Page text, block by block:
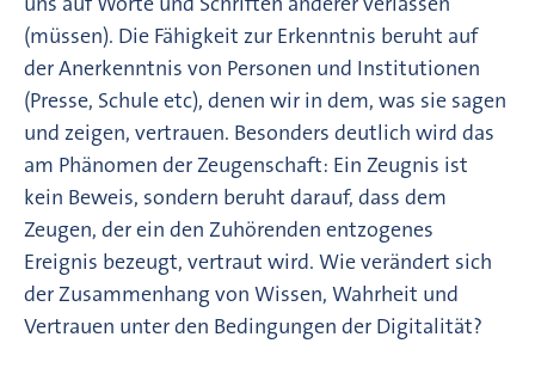
(müssen). Die Fähigkeit zur Erkenntnis beruht auf
der Anerkenntnis von Personen und Institutionen
(Presse, Schule etc), denen wir in dem, was sie sagen
und zeigen, vertrauen. Besonders deutlich wird das
am Phänomen der Zeugenschaft: Ein Zeugnis ist
kein Beweis, sondern beruht darauf, dass dem
Zeugen, der ein den Zuhörenden entzogenes
Ereignis bezeugt, vertraut wird. Wie verändert sich
der Zusammenhang von Wissen, Wahrheit und
Vertrauen unter den Bedingungen der Digitalität?